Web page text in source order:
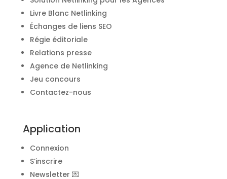
Livre Blanc Netlinking
Échanges de liens SEO
Régie éditoriale
Relations presse
Agence de Netlinking
Jeu concours
Contactez-nous
Application
Connexion
S’inscrire
Newsletter 💌